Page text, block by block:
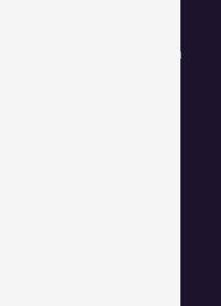
de hoofdlocatie van
verzorging aan
EMERGIS